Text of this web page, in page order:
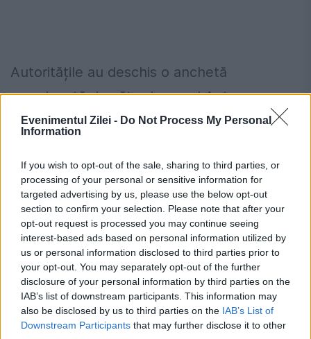
Evenimentul Zilei - Do Not Process My Personal
Information
If you wish to opt-out of the sale, sharing to third parties, or
processing of your personal or sensitive information for
targeted advertising by us, please use the below opt-out
section to confirm your selection. Please note that after your
opt-out request is processed you may continue seeing
interest-based ads based on personal information utilized by
us or personal information disclosed to third parties prior to
your opt-out. You may separately opt-out of the further
disclosure of your personal information by third parties on the
IAB’s list of downstream participants. This information may
also be disclosed by us to third parties on the IAB’s List of
Downstream Participants that may further disclose it to other
Autoritățile au deschis o anchetă
coordonată de către baronul Anton
Jankovic. Ancheta viza modul de
în cadrul revoltei. Ideea era ca pe viitor, o
altă mișcare să fie prevenită din fașă.
Ai datorii la ANAF? Cum verifici gratuit,
online, situația fiscală în doar câteva
minute